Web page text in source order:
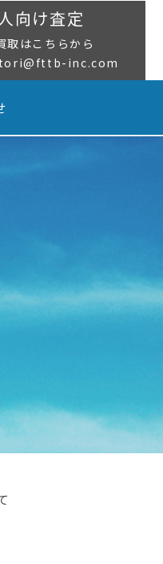
向け査定
取はこちらから
inc.com